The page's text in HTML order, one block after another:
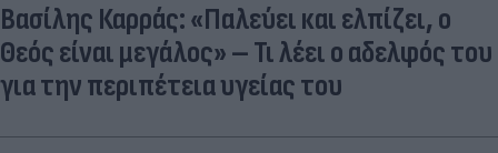
Βασίλης Καρράς: «Παλεύει και ελπίζει, ο
Θεός είναι μεγάλος» – Τι λέει ο αδελφός του
για την περιπέτεια υγείας του